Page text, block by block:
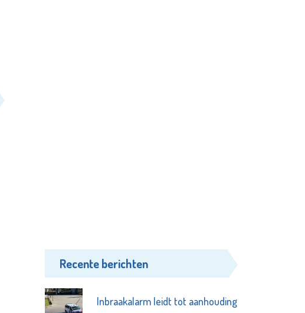
Recente berichten
Inbraakalarm leidt tot aanhouding